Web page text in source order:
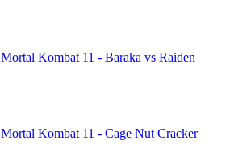
Mortal Kombat 11 - Baraka vs Raiden
Mortal Kombat 11 - Cage Nut Cracker